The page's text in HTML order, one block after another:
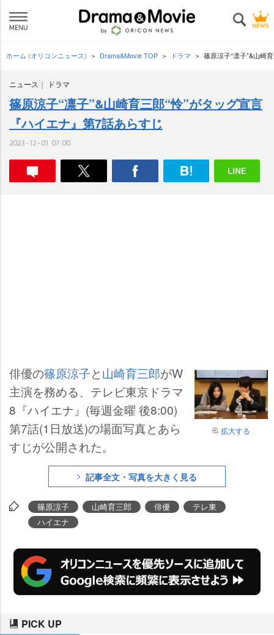
ホーム (オリコンニュース) Drama&Movie TOP ドラマ 篠原涼子“凛子”&山崎
ニュース ドラマ
篠原涼子“凛子”&山崎育三郎“怜”がタッグ宣言
『ハイエナ』第7話あらすじ
2023-12-01 07:00
拡大する
俳優の篠原涼子と山崎育三郎がW
主演を務める、テレビ東京ドラマ
8『ハイエナ』(毎週金曜 後8:00)
第7話(1日放送)の場面写真とあら
すじが公開された。
記事全文・写真を大きく見る
篠原涼子 山崎育三郎 俳優
テレ東
ハイエナ
PICK UP